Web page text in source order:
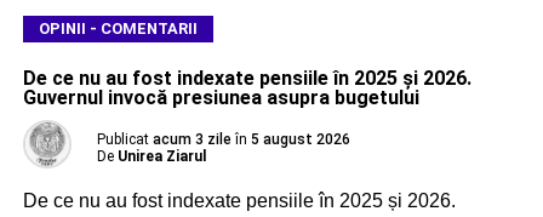
OPINII - COMENTARII
De ce nu au fost indexate pensiile în 2025 și 2026.
Guvernul invocă presiunea asupra bugetului
Publicat acum 3 zile în 5 august 2026
De Unirea Ziarul
De ce nu au fost indexate pensiile în 2025 și 2026.